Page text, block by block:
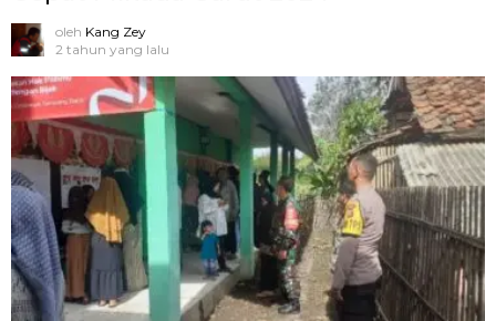
oleh Kang Zey
2 tahun yang lalu